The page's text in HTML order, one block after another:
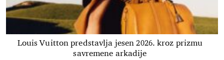
Louis Vuitton predstavlja jesen 2026. kroz prizmu
savremene arkadije